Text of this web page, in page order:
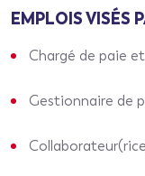
EMPLOIS VISÉS
Chargé de paie
Gestionnaire de